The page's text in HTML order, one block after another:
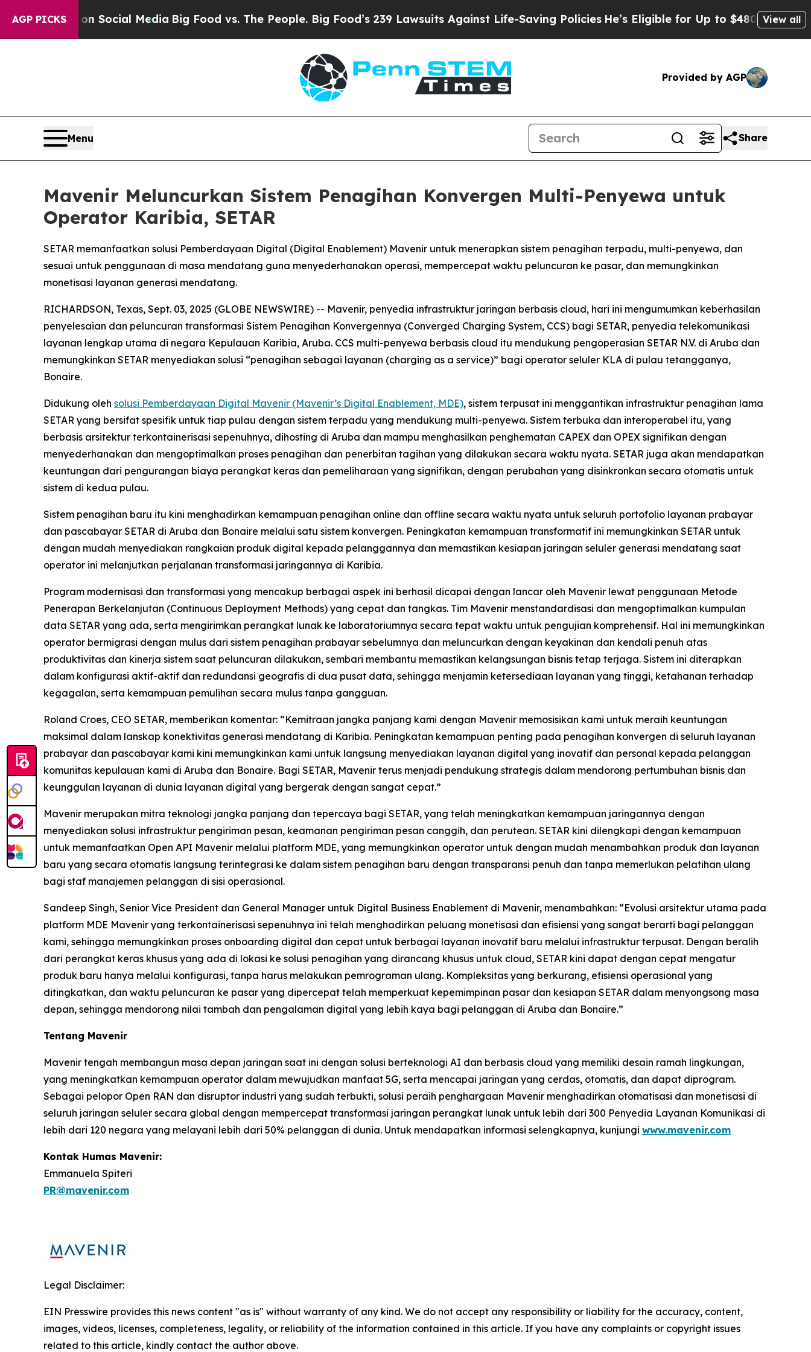
AGP PICKS
on Social MediaBig Food vs. The People. Big Food’s 239 Lawsuits Against Life-Saving Policies He’s Eligible for Up to $480,000 AfterView all
Provided by AGP
Menu Share
Mavenir Meluncurkan Sistem Penagihan Konvergen Multi-Penyewa untuk
Operator Karibia, SETAR
SETAR memanfaatkan solusi Pemberdayaan Digital (Digital Enablement) Mavenir untuk menerapkan sistem penagihan terpadu, multi-penyewa, dan
sesuai untuk penggunaan di masa mendatang guna menyederhanakan operasi, mempercepat waktu peluncuran ke pasar, dan memungkinkan
monetisasi layanan generasi mendatang.
RICHARDSON, Texas, Sept. 03, 2025 (GLOBE NEWSWIRE) -- Mavenir, penyedia infrastruktur jaringan berbasis cloud, hari ini mengumumkan keberhasilan
penyelesaian dan peluncuran transformasi Sistem Penagihan Konvergennya (Converged Charging System, CCS) bagi SETAR, penyedia telekomunikasi
layanan lengkap utama di negara Kepulauan Karibia, Aruba. CCS multi-penyewa berbasis cloud itu mendukung pengoperasian SETAR N.V. di Aruba dan
memungkinkan SETAR menyediakan solusi “penagihan sebagai layanan (charging as a service)” bagi operator seluler KLA di pulau tetangganya,
Bonaire.
Didukung oleh solusi Pemberdayaan Digital Mavenir (Mavenir’s Digital Enablement, MDE), sistem terpusat ini menggantikan infrastruktur penagihan lama
SETAR yang bersifat spesifik untuk tiap pulau dengan sistem terpadu yang mendukung multi-penyewa. Sistem terbuka dan interoperabel itu, yang
berbasis arsitektur terkontainerisasi sepenuhnya, dihosting di Aruba dan mampu menghasilkan penghematan CAPEX dan OPEX signifikan dengan
menyederhanakan dan mengoptimalkan proses penagihan dan penerbitan tagihan yang dilakukan secara waktu nyata. SETAR juga akan mendapatkan
keuntungan dari pengurangan biaya perangkat keras dan pemeliharaan yang signifikan, dengan perubahan yang disinkronkan secara otomatis untuk
sistem di kedua pulau.
Sistem penagihan baru itu kini menghadirkan kemampuan penagihan online dan offline secara waktu nyata untuk seluruh portofolio layanan prabayar
dan pascabayar SETAR di Aruba dan Bonaire melalui satu sistem konvergen. Peningkatan kemampuan transformatif ini memungkinkan SETAR untuk
dengan mudah menyediakan rangkaian produk digital kepada pelanggannya dan memastikan kesiapan jaringan seluler generasi mendatang saat
operator ini melanjutkan perjalanan transformasi jaringannya di Karibia.
Program modernisasi dan transformasi yang mencakup berbagai aspek ini berhasil dicapai dengan lancar oleh Mavenir lewat penggunaan Metode
Penerapan Berkelanjutan (Continuous Deployment Methods) yang cepat dan tangkas. Tim Mavenir menstandardisasi dan mengoptimalkan kumpulan
data SETAR yang ada, serta mengirimkan perangkat lunak ke laboratoriumnya secara tepat waktu untuk pengujian komprehensif. Hal ini memungkinkan
operator bermigrasi dengan mulus dari sistem penagihan prabayar sebelumnya dan meluncurkan dengan keyakinan dan kendali penuh atas
produktivitas dan kinerja sistem saat peluncuran dilakukan, sembari membantu memastikan kelangsungan bisnis tetap terjaga. Sistem ini diterapkan
dalam konfigurasi aktif-aktif dan redundansi geografis di dua pusat data, sehingga menjamin ketersediaan layanan yang tinggi, ketahanan terhadap
kegagalan, serta kemampuan pemulihan secara mulus tanpa gangguan.
Roland Croes, CEO SETAR, memberikan komentar: “Kemitraan jangka panjang kami dengan Mavenir memosisikan kami untuk meraih keuntungan
maksimal dalam lanskap konektivitas generasi mendatang di Karibia. Peningkatan kemampuan penting pada penagihan konvergen di seluruh layanan
prabayar dan pascabayar kami kini memungkinkan kami untuk langsung menyediakan layanan digital yang inovatif dan personal kepada pelanggan
komunitas kepulauan kami di Aruba dan Bonaire. Bagi SETAR, Mavenir terus menjadi pendukung strategis dalam mendorong pertumbuhan bisnis dan
keunggulan layanan di dunia layanan digital yang bergerak dengan sangat cepat.”
Mavenir merupakan mitra teknologi jangka panjang dan tepercaya bagi SETAR, yang telah meningkatkan kemampuan jaringannya dengan
menyediakan solusi infrastruktur pengiriman pesan, keamanan pengiriman pesan canggih, dan perutean. SETAR kini dilengkapi dengan kemampuan
untuk memanfaatkan Open API Mavenir melalui platform MDE, yang memungkinkan operator untuk dengan mudah menambahkan produk dan layanan
baru yang secara otomatis langsung terintegrasi ke dalam sistem penagihan baru dengan transparansi penuh dan tanpa memerlukan pelatihan ulang
bagi staf manajemen pelanggan di sisi operasional.
Sandeep Singh, Senior Vice President dan General Manager untuk Digital Business Enablement di Mavenir, menambahkan: “Evolusi arsitektur utama pada
platform MDE Mavenir yang terkontainerisasi sepenuhnya ini telah menghadirkan peluang monetisasi dan efisiensi yang sangat berarti bagi pelanggan
kami, sehingga memungkinkan proses onboarding digital dan cepat untuk berbagai layanan inovatif baru melalui infrastruktur terpusat. Dengan beralih
dari perangkat keras khusus yang ada di lokasi ke solusi penagihan yang dirancang khusus untuk cloud, SETAR kini dapat dengan cepat mengatur
produk baru hanya melalui konfigurasi, tanpa harus melakukan pemrograman ulang. Kompleksitas yang berkurang, efisiensi operasional yang
ditingkatkan, dan waktu peluncuran ke pasar yang dipercepat telah memperkuat kepemimpinan pasar dan kesiapan SETAR dalam menyongsong masa
depan, sehingga mendorong nilai tambah dan pengalaman digital yang lebih kaya bagi pelanggan di Aruba dan Bonaire.”
Tentang Mavenir
Mavenir tengah membangun masa depan jaringan saat ini dengan solusi berteknologi AI dan berbasis cloud yang memiliki desain ramah lingkungan,
yang meningkatkan kemampuan operator dalam mewujudkan manfaat 5G, serta mencapai jaringan yang cerdas, otomatis, dan dapat diprogram.
Sebagai pelopor Open RAN dan disruptor industri yang sudah terbukti, solusi peraih penghargaan Mavenir menghadirkan otomatisasi dan monetisasi di
seluruh jaringan seluler secara global dengan mempercepat transformasi jaringan perangkat lunak untuk lebih dari 300 Penyedia Layanan Komunikasi di
lebih dari 120 negara yang melayani lebih dari 50% pelanggan di dunia. Untuk mendapatkan informasi selengkapnya, kunjungi www.mavenir.com
Kontak Humas Mavenir:
Emmanuela Spiteri
PR@mavenir.com
Legal Disclaimer:
EIN Presswire provides this news content "as is" without warranty of any kind. We do not accept any responsibility or liability for the accuracy, content,
images, videos, licenses, completeness, legality, or reliability of the information contained in this article. If you have any complaints or copyright issues
related to this article, kindly contact the author above.